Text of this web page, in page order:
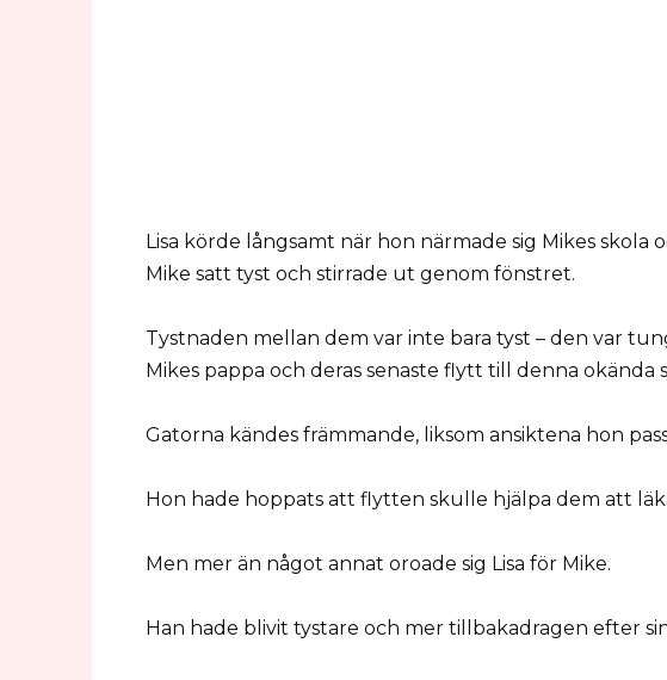
Lisa körde långsamt när hon närmade sig Mikes skola
Mike satt tyst och stirrade ut genom fönstret.
Tystnaden mellan dem var inte bara tyst – den var
Mikes pappa och deras senaste flytt till denna okända
Gatorna kändes främmande, liksom ansiktena hon
Hon hade hoppats att flytten skulle hjälpa dem att
Men mer än något annat oroade sig Lisa för Mike.
Han hade blivit tystare och mer tillbakadragen efter